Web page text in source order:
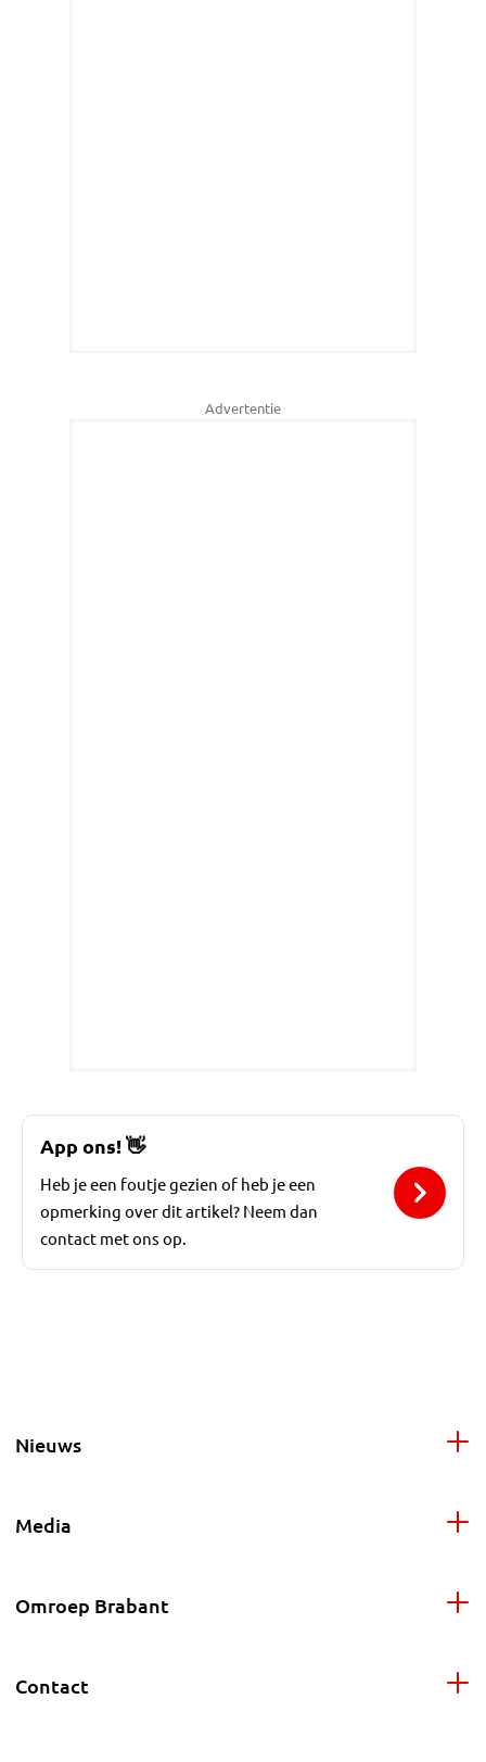
Advertentie
App ons!👋
Heb je een foutje gezien of heb je een
opmerking over dit artikel? Neem dan
contact met ons op.
Nieuws
Media
Omroep Brabant
Contact